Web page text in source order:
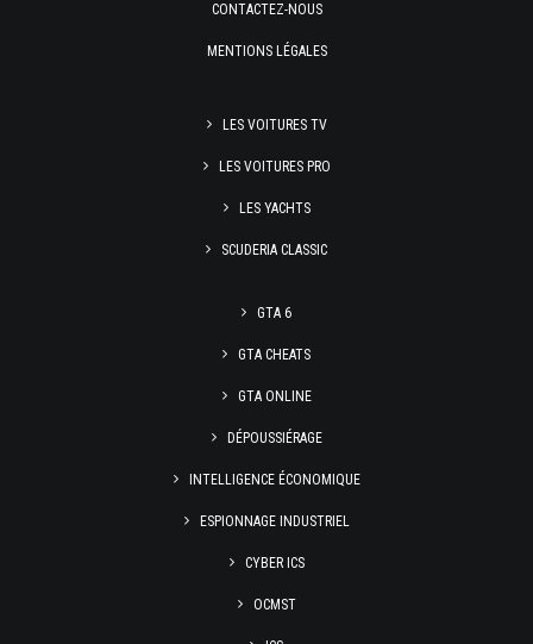
CONTACTEZ-NOUS
MENTIONS LÉGALES
LES VOITURES TV
LES VOITURES PRO
LES YACHTS
SCUDERIA CLASSIC
GTA 6
GTA CHEATS
GTA ONLINE
DÉPOUSSIÉRAGE
INTELLIGENCE ÉCONOMIQUE
ESPIONNAGE INDUSTRIEL
CYBER ICS
OCMST